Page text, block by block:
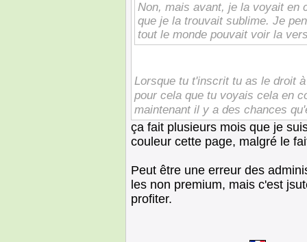
Non, mais avant, je la voyait en
que je la trouvait sublime. Je
tout le monde pouvait voir la
Lorsque tu t'inscrit tu as le droit
pour cela que tu voyais cela en
maintenant il y a des chances
ça fait plusieurs mois que je
couleur cette page, malgré le
Peut être une erreur des
les non premium, mais c'est
profiter.